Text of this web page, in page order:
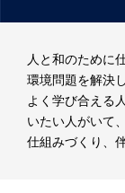
人と和のために
環境問題を解決
よく学び合える
いたい人がいて
仕組みづくり、